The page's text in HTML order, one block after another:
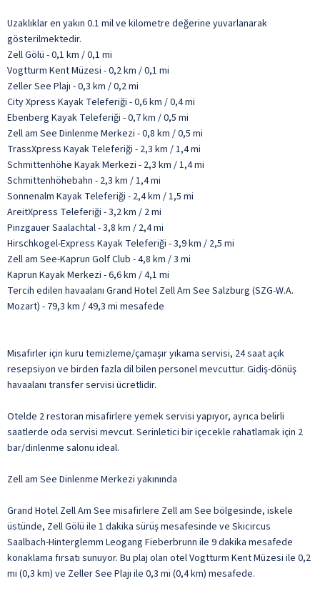
Uzaklıklar en yakın 0.1 mil ve kilometre değerine yuvarlanarak
gösterilmektedir.
Zell Gölü - 0,1 km / 0,1 mi
Vogtturm Kent Müzesi - 0,2 km / 0,1 mi
Zeller See Plajı - 0,3 km / 0,2 mi
City Xpress Kayak Teleferiği - 0,6 km / 0,4 mi
Ebenberg Kayak Teleferiği - 0,7 km / 0,5 mi
Zell am See Dinlenme Merkezi - 0,8 km / 0,5 mi
TrassXpress Kayak Teleferiği - 2,3 km / 1,4 mi
Schmittenhöhe Kayak Merkezi - 2,3 km / 1,4 mi
Schmittenhöhebahn - 2,3 km / 1,4 mi
Sonnenalm Kayak Teleferiği - 2,4 km / 1,5 mi
AreitXpress Teleferiği - 3,2 km / 2 mi
Pinzgauer Saalachtal - 3,8 km / 2,4 mi
Hirschkogel-Express Kayak Teleferiği - 3,9 km / 2,5 mi
Zell am See-Kaprun Golf Club - 4,8 km / 3 mi
Kaprun Kayak Merkezi - 6,6 km / 4,1 mi
Tercih edilen havaalanı Grand Hotel Zell Am See Salzburg (SZG-W.A.
Mozart) - 79,3 km / 49,3 mi mesafede
Misafirler için kuru temizleme/çamaşır yıkama servisi, 24 saat açık
resepsiyon ve birden fazla dil bilen personel mevcuttur. Gidiş-dönüş
havaalanı transfer servisi ücretlidir.
Otelde 2 restoran misafirlere yemek servisi yapıyor, ayrıca belirli
saatlerde oda servisi mevcut. Serinletici bir içecekle rahatlamak için 2
bar/dinlenme salonu ideal.
Zell am See Dinlenme Merkezi yakınında
Grand Hotel Zell Am See misafirlere Zell am See bölgesinde, iskele
üstünde, Zell Gölü ile 1 dakika sürüş mesafesinde ve Skicircus
Saalbach-Hinterglemm Leogang Fieberbrunn ile 9 dakika mesafede
konaklama fırsatı sunuyor. Bu plaj olan otel Vogtturm Kent Müzesi ile 0,2
mi (0,3 km) ve Zeller See Plajı ile 0,3 mi (0,4 km) mesafede.